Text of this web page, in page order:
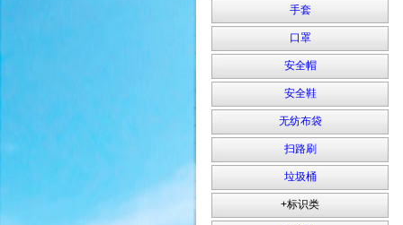
手套
口罩
安全帽
安全鞋
无纺布袋
扫路刷
垃圾桶
+标识类